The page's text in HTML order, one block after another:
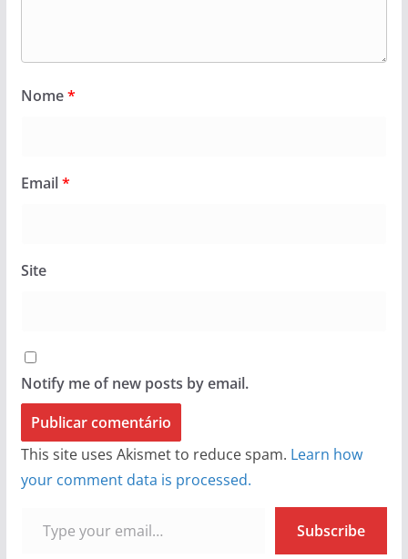
Nome*
Email*
Site
Notify me of new posts by email.
This site uses Akismet to reduce spam. Learn how
your comment data is processed.
Subscribe